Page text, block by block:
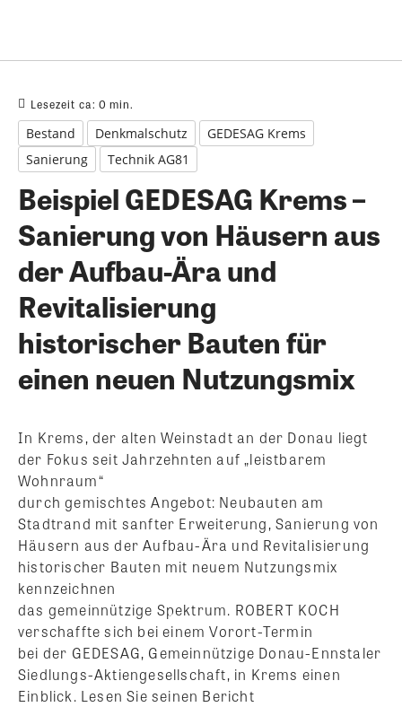
Lesezeit ca: 0 min.
Bestand Denkmalschutz
GEDESAG Krems
Sanierung
Technik AG81
Beispiel GEDESAG Krems –
Sanierung von Häusern aus
der Aufbau-Ära und
Revitalisierung
historischer Bauten für
einen neuen Nutzungsmix
In Krems, der alten Weinstadt an der Donau liegt
der Fokus seit Jahrzehnten auf „leistbarem
Wohnraum“
durch gemischtes Angebot: Neubauten am
Stadtrand mit sanfter Erweiterung, Sanierung von
Häusern aus der Aufbau-Ära und Revitalisierung
historischer Bauten mit neuem Nutzungsmix
kennzeichnen
das gemeinnützige Spektrum. ROBERT KOCH
verschaffte sich bei einem Vorort-Termin
bei der GEDESAG, Gemeinnützige Donau-Ennstaler
Siedlungs-Aktiengesellschaft, in Krems einen
Einblick. Lesen Sie seinen Bericht